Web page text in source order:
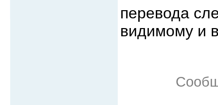
перевода
видимому и